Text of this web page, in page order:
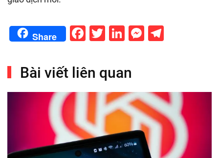
Share Facebook
Twitter
LinkedIn
Bài viết liên quan